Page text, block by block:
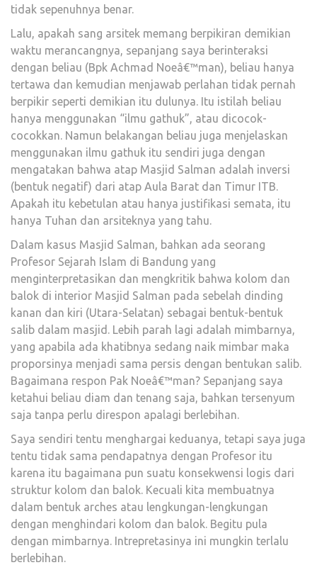
tidak sepenuhnya benar.
Lalu, apakah sang arsitek memang berpikiran demikian
waktu merancangnya, sepanjang saya berinteraksi
dengan beliau (Bpk Achmad Noeâ€™man), beliau hanya
tertawa dan kemudian menjawab perlahan tidak pernah
berpikir seperti demikian itu dulunya. Itu istilah beliau
hanya menggunakan “ilmu gathuk”, atau dicocok-
cocokkan. Namun belakangan beliau juga menjelaskan
menggunakan ilmu gathuk itu sendiri juga dengan
mengatakan bahwa atap Masjid Salman adalah inversi
(bentuk negatif) dari atap Aula Barat dan Timur ITB.
Apakah itu kebetulan atau hanya justifikasi semata, itu
hanya Tuhan dan arsiteknya yang tahu.
Dalam kasus Masjid Salman, bahkan ada seorang
Profesor Sejarah Islam di Bandung yang
menginterpretasikan dan mengkritik bahwa kolom dan
balok di interior Masjid Salman pada sebelah dinding
kanan dan kiri (Utara-Selatan) sebagai bentuk-bentuk
salib dalam masjid. Lebih parah lagi adalah mimbarnya,
yang apabila ada khatibnya sedang naik mimbar maka
proporsinya menjadi sama persis dengan bentukan salib.
Bagaimana respon Pak Noeâ€™man? Sepanjang saya
ketahui beliau diam dan tenang saja, bahkan tersenyum
saja tanpa perlu direspon apalagi berlebihan.
Saya sendiri tentu menghargai keduanya, tetapi saya juga
tentu tidak sama pendapatnya dengan Profesor itu
karena itu bagaimana pun suatu konsekwensi logis dari
struktur kolom dan balok. Kecuali kita membuatnya
dalam bentuk arches atau lengkungan-lengkungan
dengan menghindari kolom dan balok. Begitu pula
dengan mimbarnya. Intrepretasinya ini mungkin terlalu
berlebihan.